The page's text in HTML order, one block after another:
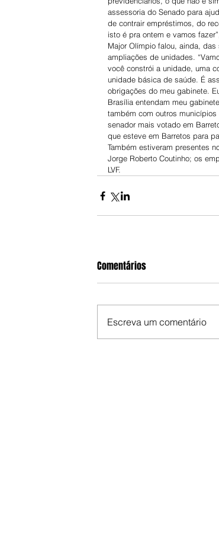
assessoria do Senado para
de contrair empréstimos, do
isto é pra ontem e vamos
Major Olímpio falou, ainda,
ampliações de unidades.
você constrói a unidade, uma
unidade básica de saúde. É
obrigações do meu gabinete.
Brasília entendam meu
também com outros
senador mais votado em
que esteve em Barretos para
Também estiveram presentes
Jorge Roberto Coutinho; os
LVF.
Comentários
Escreva um comentário